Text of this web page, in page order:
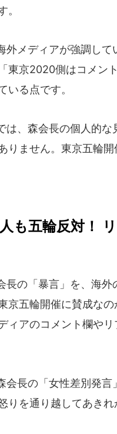
。
外メディアが強調し
東京2020側はコメン
いる点です。
は、森会長の個人的な
りません。東京五輪
も五輪反対！
長の「暴言」を、海外
京五輪開催に賛成な
ィアのコメント欄や
会長の「女性差別発言
りを通り越してあき